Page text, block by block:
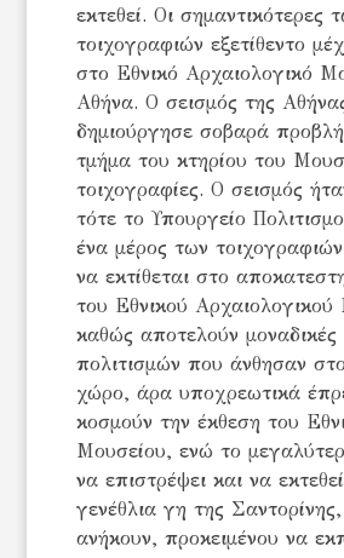
εκτεθεί. Οι σημαντικότερες
τοιχογραφιών εξετίθεντο
στο Εθνικό Αρχαιολογικό
Αθήνα. Ο σεισμός της
δημιούργησε σοβαρά
τμήμα του κτηρίου του
τοιχογραφίες. Ο σεισμός
τότε το Υπουργείο
ένα μέρος των
να εκτίθεται στο
του Εθνικού Αρχαιολογικού
καθώς αποτελούν
πολιτισμών που άνθησαν
χώρο, άρα υποχρεωτικά
κοσμούν την έκθεση του
Μουσείου, ενώ το
να επιστρέψει και να
γενέθλια γη της
ανήκουν, προκειμένου να